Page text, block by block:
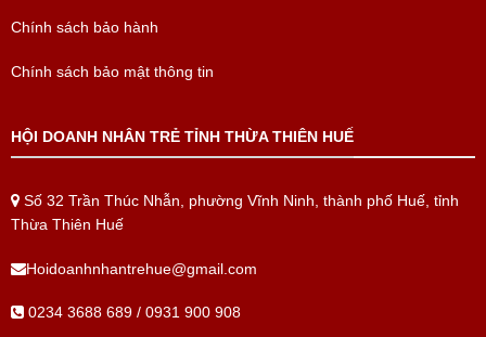
Chính sách bảo hành
Chính sách bảo mật thông tin
HỘI DOANH NHÂN TRẺ TỈNH THỪA THIÊN HUẾ
Số 32 Trần Thúc Nhẫn, phường Vĩnh Ninh, thành phố Huế, tỉnh
Thừa Thiên Huế
Hoidoanhnhantrehue@gmail.com
0234 3688 689 / 0931 900 908